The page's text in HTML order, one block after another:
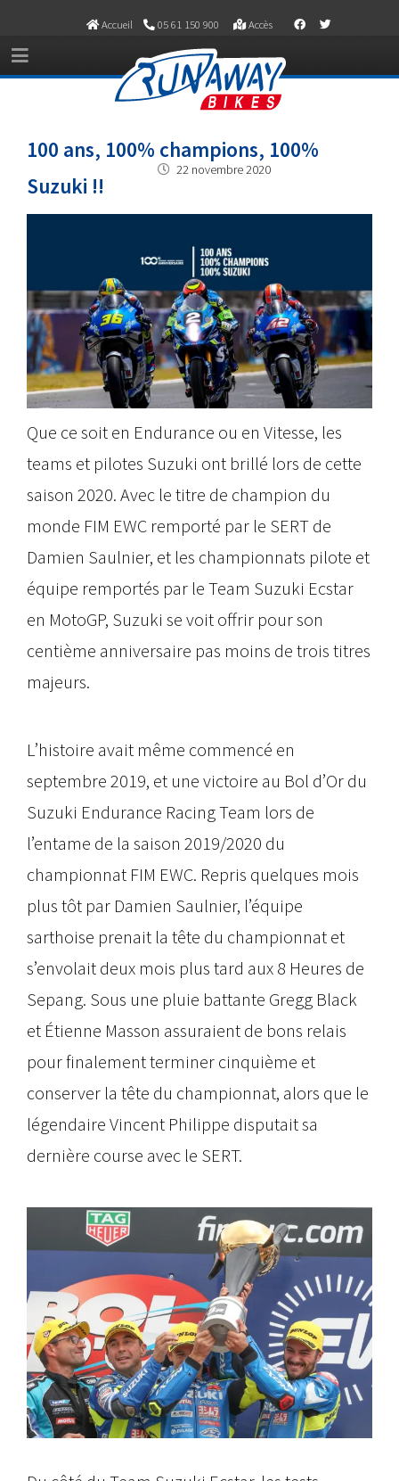
Accueil 05 61 150 900 Accès
22 novembre 2020
100 ans, 100% champions, 100%
Suzuki !!
Que ce soit en Endurance ou en Vitesse, les
teams et pilotes Suzuki ont brillé lors de cette
saison 2020. Avec le titre de champion du
monde FIM EWC remporté par le SERT de
Damien Saulnier, et les championnats pilote et
équipe remportés par le Team Suzuki Ecstar
en MotoGP, Suzuki se voit offrir pour son
centième anniversaire pas moins de trois titres
majeurs.
L’histoire avait même commencé en
septembre 2019, et une victoire au Bol d’Or du
Suzuki Endurance Racing Team lors de
l’entame de la saison 2019/2020 du
championnat FIM EWC. Repris quelques mois
plus tôt par Damien Saulnier, l’équipe
sarthoise prenait la tête du championnat et
s’envolait deux mois plus tard aux 8 Heures de
Sepang. Sous une pluie battante Gregg Black
et Étienne Masson assuraient de bons relais
pour finalement terminer cinquième et
conserver la tête du championnat, alors que le
légendaire Vincent Philippe disputait sa
dernière course avec le SERT.